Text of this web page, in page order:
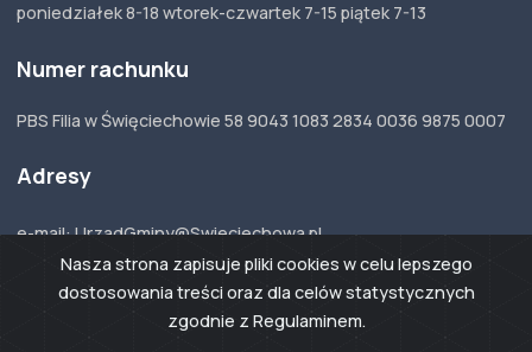
poniedziałek 8-18 wtorek-czwartek 7-15 piątek 7-13
Numer rachunku
PBS Filia w Święciechowie 58 9043 1083 2834 0036 9875 0007
Adresy
e-mail: UrzadGminy@Swieciechowa.pl
ePUAP: /swieciechowa/skrytka
Adres do e-Doręczeń:AE:PL-33123-54367-DJTCW-17
Nasza strona zapisuje pliki cookies w celu lepszego
dostosowania treści oraz dla celów statystycznych
zgodnie z Regulaminem.